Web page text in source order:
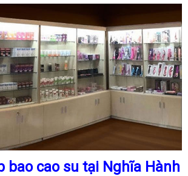
bao cao su tại Nghĩa Hành